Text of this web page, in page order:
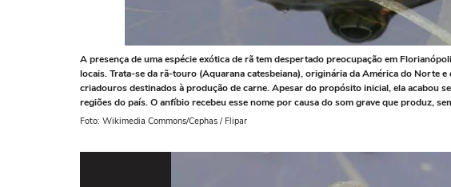
A presença de uma espécie exótica de rã tem despertado preocupação em
locais. Trata-se da rã-touro (Aquarana catesbeiana), originária da América do Norte
criadouros destinados à produção de carne. Apesar do propósito inicial, ela acabou
regiões do país. O anfíbio recebeu esse nome por causa do som grave que produz,
Foto: Wikimedia Commons/Cephas / Flipar